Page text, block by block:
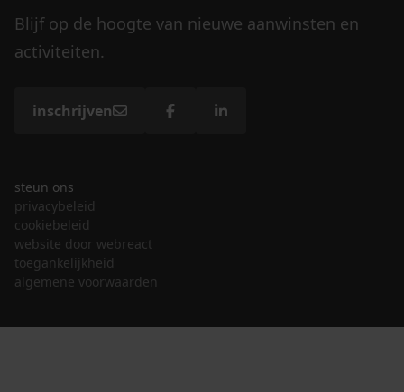
Blijf op de hoogte van nieuwe aanwinsten en
activiteiten.
inschrijven
steun ons
privacybeleid
cookiebeleid
website door webreact
toegankelijkheid
algemene voorwaarden